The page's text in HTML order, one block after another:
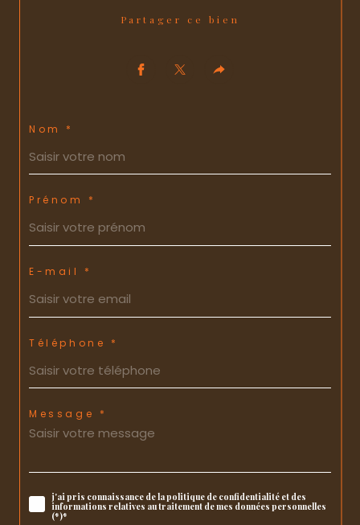
Partager ce bien
Nom *
Prénom *
E-mail *
Téléphone *
Message *
j'ai pris connaissance de la politique de confidentialité et des
informations relatives au traitement de mes données personnelles
(*)*